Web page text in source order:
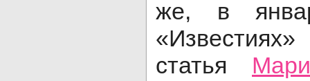
же, в
статья